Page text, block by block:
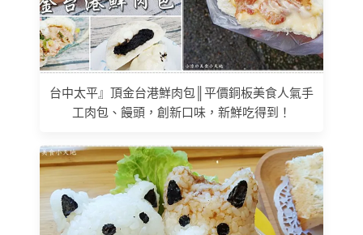
台中太平』頂金台港鮮肉包║平價銅板美食人氣手
工肉包、饅頭，創新口味，新鮮吃得到！